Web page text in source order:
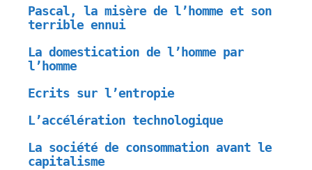
Pascal, la misère de l’homme et son
terrible ennui
La domestication de l’homme par
l’homme
Ecrits sur l’entropie
L’accélération technologique
La société de consommation avant le
capitalisme